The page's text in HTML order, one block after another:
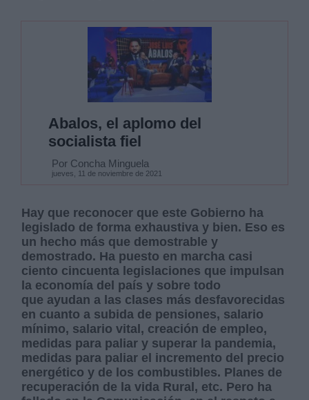
Abalos, el aplomo del
socialista fiel
Por Concha Minguela
jueves, 11 de noviembre de 2021
Hay que reconocer que este Gobierno ha
legislado de forma exhaustiva y bien. Eso es
un hecho más que demostrable y
demostrado. Ha puesto en marcha casi
ciento cincuenta legislaciones que impulsan
la economía del país y sobre todo
que ayudan a las clases más desfavorecidas
en cuanto a subida de pensiones, salario
mínimo, salario vital, creación de empleo,
medidas para paliar y superar la pandemia,
medidas para paliar el incremento del precio
energético y de los combustibles. Planes de
recuperación de la vida Rural, etc. Pero ha